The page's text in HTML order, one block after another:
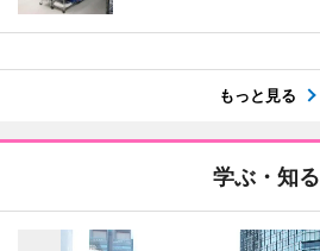
もっと見る
学ぶ・知る